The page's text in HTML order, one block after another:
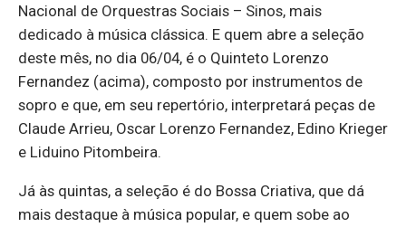
Nacional de Orquestras Sociais – Sinos, mais
dedicado à música clássica. E quem abre a seleção
deste mês, no dia 06/04, é o Quinteto Lorenzo
Fernandez (acima), composto por instrumentos de
sopro e que, em seu repertório, interpretará peças de
Claude Arrieu, Oscar Lorenzo Fernandez, Edino Krieger
e Liduino Pitombeira.
Já às quintas, a seleção é do Bossa Criativa, que dá
mais destaque à música popular, e quem sobe ao